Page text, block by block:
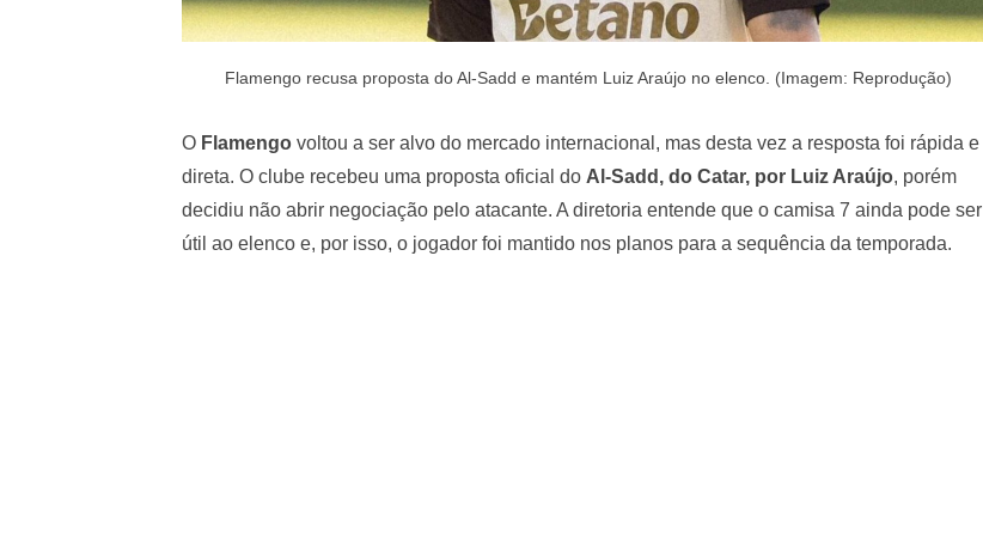
Flamengo recusa proposta do Al-Sadd e mantém Luiz Araújo no elenco. (Imagem: Reprodução)
O Flamengo voltou a ser alvo do mercado internacional, mas desta vez a resposta foi rápida e
direta. O clube recebeu uma proposta oficial do Al-Sadd, do Catar, por Luiz Araújo, porém
decidiu não abrir negociação pelo atacante. A diretoria entende que o camisa 7 ainda pode ser
útil ao elenco e, por isso, o jogador foi mantido nos planos para a sequência da temporada.